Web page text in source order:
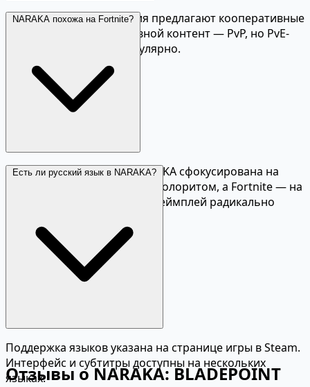
Да, сезонные PvE-события предлагают кооперативные
миссии с боссами. Основной контент — PvP, но PvE-
режимы появляются регулярно.
NARAKA похожа на Fortnite?
Обе — баттл-рояль, но NARAKA сфокусирована на
ближнем бою с восточным колоритом, а Fortnite — на
стрельбе и строительстве. Геймплей радикально
Есть ли русский язык в NARAKA?
Поддержка языков указана на странице игры в Steam.
Интерфейс и субтитры доступны на нескольких
языках.
Отзывы о NARAKA: BLADEPOINT